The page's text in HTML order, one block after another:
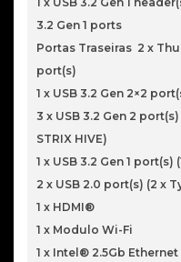
3.2 Gen 1 ports
Portas Traseiras 2 x
port(s)
1 x USB 3.2 Gen 2×2
3 x USB 3.2 Gen 2
STRIX HIVE)
1 x USB 3.2 Gen 1 port(s)
2 x USB 2.0 port(s) (2 x
1 x HDMI®
1 x Modulo Wi-Fi
1 x Intel® 2.5Gb